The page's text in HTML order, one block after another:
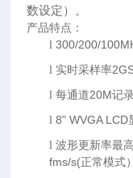
数设定）。
产品特点：
l300/200/
l 实时采样率
l每通道20M记
l8" WVGA LCD
l波形更新率最高
fms/s(正常模式）